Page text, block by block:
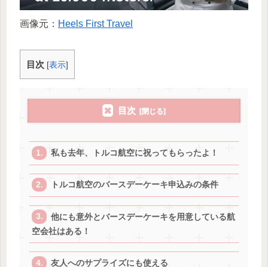
画像元： Heels First Travel
目次 [表示]
目次
私も去年、トルコ航空に祝ってもらったよ！
トルコ航空のバースデーケーキ申込みの条件
他にも意外とバースデーケーキを用意している航
空会社はある！
友人へのサプライズにも使える